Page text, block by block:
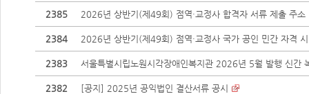
2385 2026년 상반기(제49회) 점역·교정사 합격자 서류 제출 주소
2384 2026년 상반기(제49회) 점역·교정사 국가 공인 민간 자격
2383 서울특별시립노원시각장애인복지관 2026년 5월 발행 신간
2382 [공지] 2025년 공익법인 결산서류 공시